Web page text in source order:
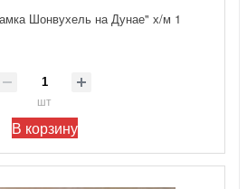
Шонвухель на Дунае" х/м 1
шт
В корзину